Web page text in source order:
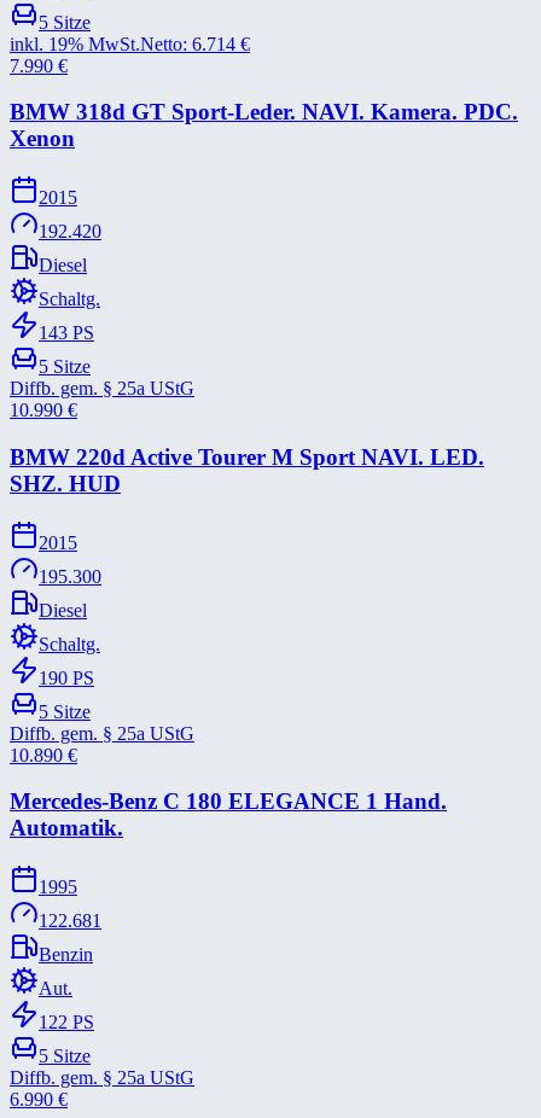
5 Sitze
inkl. 19% MwSt.Netto: 6.714 €
7.990 €
BMW 318d GT Sport-​Leder. NAVI. Kamera. PDC.
Xenon
2015
192.420
Diesel
Schaltg.
143 PS
5 Sitze
Diffb. gem. § 25a UStG
10.990 €
BMW 220d Active Tourer M Sport NAVI. LED.
SHZ. HUD
2015
195.300
Diesel
Schaltg.
190 PS
5 Sitze
Diffb. gem. § 25a UStG
10.890 €
Mercedes-​Benz C 180 ELEGANCE 1 Hand.
Automatik.
1995
122.681
Benzin
Aut.
122 PS
5 Sitze
Diffb. gem. § 25a UStG
6.990 €